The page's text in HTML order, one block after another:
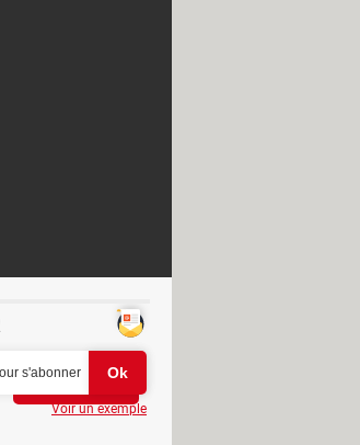
Voir un exemple